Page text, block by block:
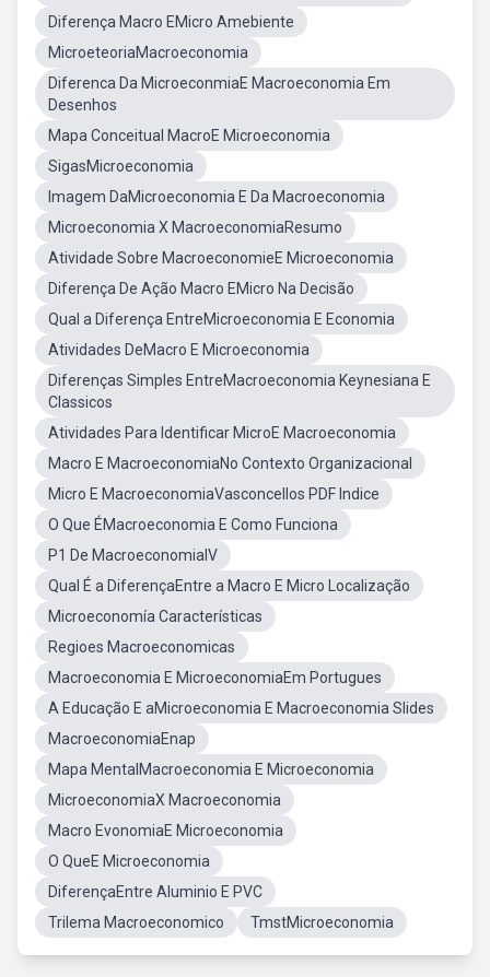
Diferença Macro EMicro Amebiente
MicroeteoriaMacroeconomia
Diferenca Da MicroeconmiaE Macroeconomia Em
Desenhos
Mapa Conceitual MacroE Microeconomia
SigasMicroeconomia
Imagem DaMicroeconomia E Da Macroeconomia
Microeconomia X MacroeconomiaResumo
Atividade Sobre MacroeconomieE Microeconomia
Diferença De Ação Macro EMicro Na Decisão
Qual a Diferença EntreMicroeconomia E Economia
Atividades DeMacro E Microeconomia
Diferenças Simples EntreMacroeconomia Keynesiana E
Classicos
Atividades Para Identificar MicroE Macroeconomia
Macro E MacroeconomiaNo Contexto Organizacional
Micro E MacroeconomiaVasconcellos PDF Indice
O Que ÉMacroeconomia E Como Funciona
P1 De MacroeconomiaIV
Qual É a DiferençaEntre a Macro E Micro Localização
Microeconomía Características
Regioes Macroeconomicas
Macroeconomia E MicroeconomiaEm Portugues
A Educação E aMicroeconomia E Macroeconomia Slides
MacroeconomiaEnap
Mapa MentalMacroeconomia E Microeconomia
MicroeconomiaX Macroeconomia
Macro EvonomiaE Microeconomia
O QueE Microeconomia
DiferençaEntre Aluminio E PVC
Trilema Macroeconomico
TmstMicroeconomia